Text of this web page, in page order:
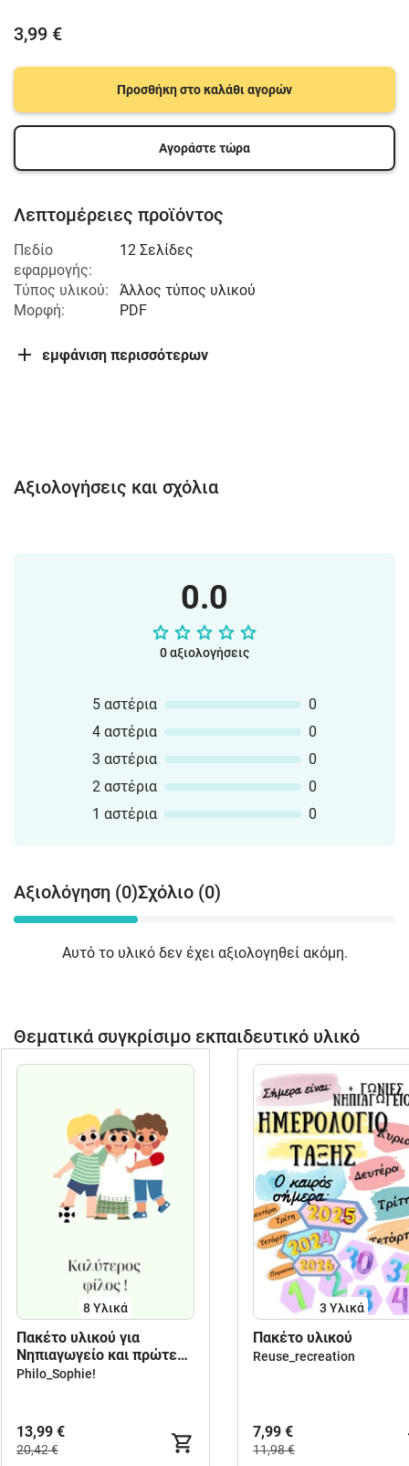
3,99 €
Προσθήκη στο καλάθι αγορών
Αγοράστε τώρα
Λεπτομέρειες προϊόντος
Πεδίο
εφαρμογής:
12 Σελίδες
Τύπος υλικού:
Άλλος τύπος υλικού
Μορφή:
PDF
εμφάνιση περισσότερων
Αξιολογήσεις και σχόλια
0.0
0 αξιολογήσεις
5 αστέρια
0
4 αστέρια
0
3 αστέρια
0
2 αστέρια
0
1 αστέρια
0
Αξιολόγηση (0)Σχόλιο (0)
Αυτό το υλικό δεν έχει αξιολογηθεί ακόμη.
Θεματικά συγκρίσιμο εκπαιδευτικό υλικό
8 Υλικά
Πακέτο υλικού για
Νηπιαγωγείο και πρώτες
τάξεις Δημοτικού.
Philo_Sophie!
13,99 €
20,42 €
3 Υλικά
Πακέτο υλικού
Reuse_recreation
7,99 €
11,98 €